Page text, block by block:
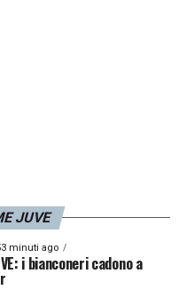
JUVE
minuti ago
i bianconeri cadono a